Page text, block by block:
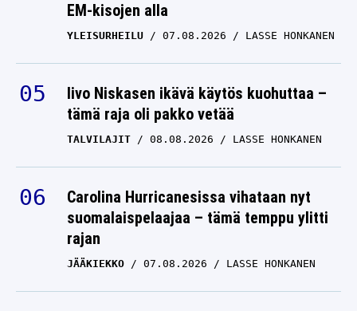
EM-kisojen alla
YLEISURHEILU 07.08.2026 LASSE HONKANEN
Iivo Niskasen ikävä käytös kuohuttaa –
tämä raja oli pakko vetää
TALVILAJIT 08.08.2026 LASSE HONKANEN
Carolina Hurricanesissa vihataan nyt
suomalaispelaajaa – tämä temppu ylitti
rajan
JÄÄKIEKKO 07.08.2026 LASSE HONKANEN